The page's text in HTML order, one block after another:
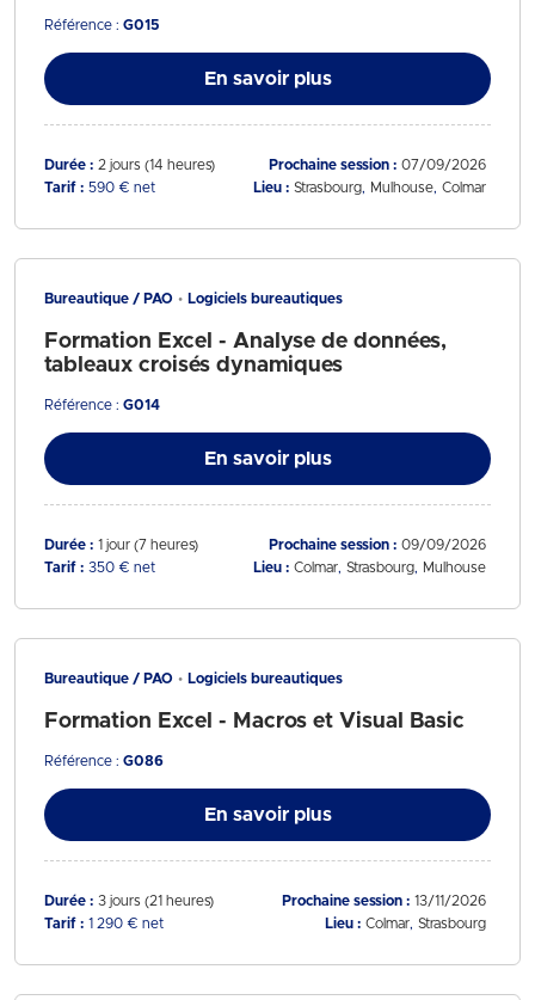
Référence : G015
En savoir plus
Durée : 2 jours (14 heures) Prochaine session : 07/09/2026
Tarif : 590 € net Lieu : Strasbourg Mulhouse Colmar
Bureautique / PAO Logiciels bureautiques
Formation Excel - Analyse de données,
tableaux croisés dynamiques
Référence : G014
En savoir plus
Durée : 1 jour (7 heures) Prochaine session : 09/09/2026
Tarif : 350 € net Lieu : Colmar Strasbourg Mulhouse
Bureautique / PAO Logiciels bureautiques
Formation Excel - Macros et Visual Basic
Référence : G086
En savoir plus
Durée : 3 jours (21 heures) Prochaine session : 13/11/2026
Tarif : 1 290 € net Lieu : Colmar Strasbourg